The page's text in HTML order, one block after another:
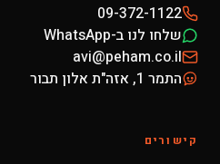
09-372-1122
שלחו לנו ב-WhatsApp
avi@peham.co.il
התמר 1, אזה"ת אלון תבור
קישורים